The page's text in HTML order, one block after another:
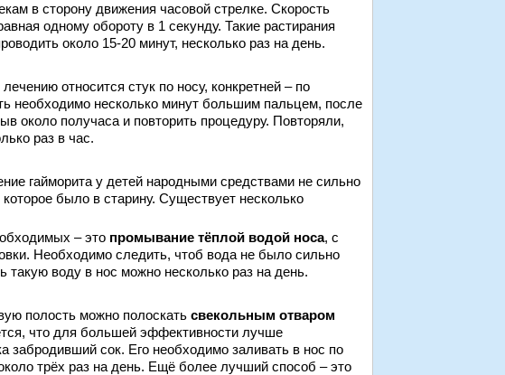
в сторону движения часовой стрелке. Скорость
одному обороту в 1 секунду. Такие растирания
около 15-20 минут, несколько раз на день.
относится стук по носу, конкретней – по
необходимо несколько минут большим пальцем, после
около получаса и повторить процедуру. Повторяли,
раз в час.
гайморита у детей народными средствами не сильно
которое было в старину. Существует несколько
– это промывание тёплой водой носа, с
Необходимо следить, чтоб вода не было сильно
такую воду в нос можно несколько раз на день.
полость можно полоскать свекольным отваром
что для большей эффективности лучше
забродивший сок. Его необходимо заливать в нос по
трёх раз на день. Ещё более лучший способ – это